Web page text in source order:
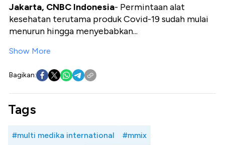
Jakarta, CNBC Indonesia- Permintaan alat
kesehatan terutama produk Covid-19 sudah mulai
menurun hingga menyebabkan...
Show More
Bagikan:
Tags
#multi medika international #mmix